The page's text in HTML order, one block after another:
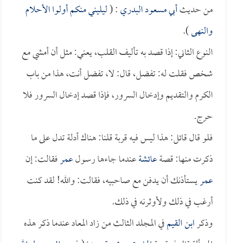
من حديثأبي مسعود البدري: (ليليني منكم أولوا الأحلام
والنهى).
النوع الثاني: إذا قصد به تأليف القلب، يعني: مثل أن أمشي مع
شخص فقلت له: تفضل، قال: لا، تفضل أنت، هذا من باب
الكرم والتقديم وإدخال السرور، فإذا قصد إدخال السرور فلا
حرج.
فلو قال قائل: هذا ليس فيه قربة قلنا: هناك أدلة تدل على ما
ذكرت منها: قصةعائشةعندما جاءها رسولعمرفقالت: إن
عمريستأذنك أن يدفن مع صاحبيه، فقالت: والله! لقد كنت
أرغب في ذلك ولأوثرنه في ذلك.
وذكرابن القيمفي المجلد الثالث من زاد المعاد عندما ذكر هذه